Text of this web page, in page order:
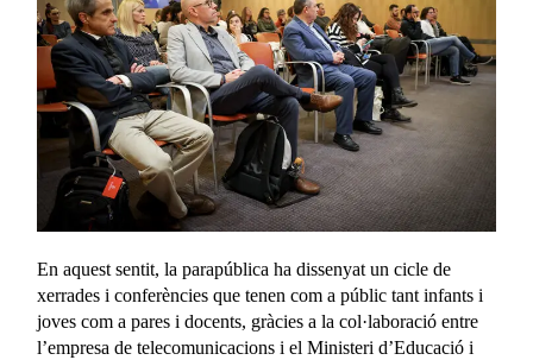
En aquest sentit, la parapública ha dissenyat un cicle de
xerrades i conferències que tenen com a públic tant infants i
joves com a pares i docents, gràcies a la col·laboració entre
l’empresa de telecomunicacions i el Ministeri d’Educació i